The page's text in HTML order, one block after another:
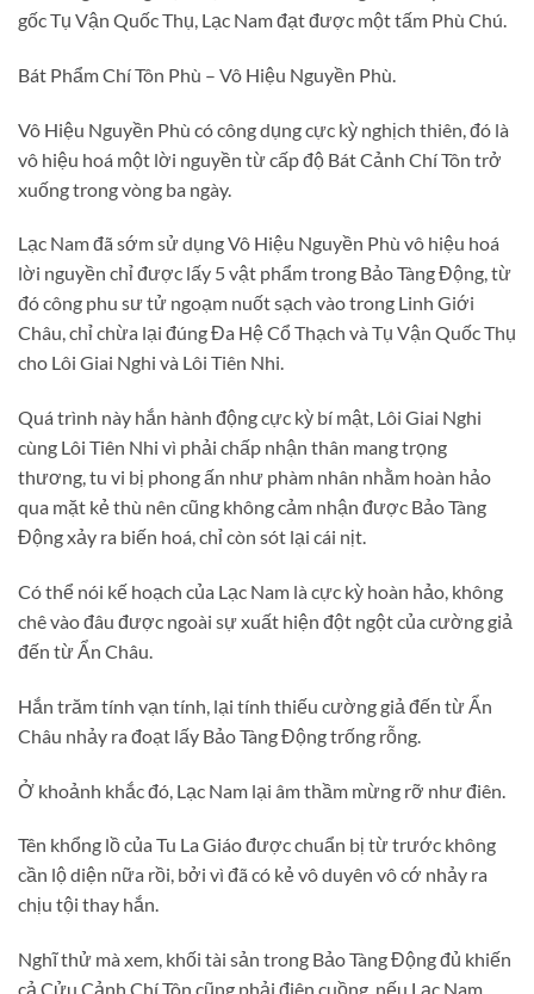
gốc Tụ Vận Quốc Thụ, Lạc Nam đạt được một tấm Phù Chú.
Bát Phẩm Chí Tôn Phù – Vô Hiệu Nguyền Phù.
Vô Hiệu Nguyền Phù có công dụng cực kỳ nghịch thiên, đó là
vô hiệu hoá một lời nguyền từ cấp độ Bát Cảnh Chí Tôn trở
xuống trong vòng ba ngày.
Lạc Nam đã sớm sử dụng Vô Hiệu Nguyền Phù vô hiệu hoá
lời nguyền chỉ được lấy 5 vật phẩm trong Bảo Tàng Động, từ
đó công phu sư tử ngoạm nuốt sạch vào trong Linh Giới
Châu, chỉ chừa lại đúng Đa Hệ Cổ Thạch và Tụ Vận Quốc Thụ
cho Lôi Giai Nghi và Lôi Tiên Nhi.
Quá trình này hắn hành động cực kỳ bí mật, Lôi Giai Nghi
cùng Lôi Tiên Nhi vì phải chấp nhận thân mang trọng
thương, tu vi bị phong ấn như phàm nhân nhằm hoàn hảo
qua mặt kẻ thù nên cũng không cảm nhận được Bảo Tàng
Động xảy ra biến hoá, chỉ còn sót lại cái nịt.
Có thể nói kế hoạch của Lạc Nam là cực kỳ hoàn hảo, không
chê vào đâu được ngoài sự xuất hiện đột ngột của cường giả
đến từ Ẩn Châu.
Hắn trăm tính vạn tính, lại tính thiếu cường giả đến từ Ẩn
Châu nhảy ra đoạt lấy Bảo Tàng Động trống rỗng.
Ở khoảnh khắc đó, Lạc Nam lại âm thầm mừng rỡ như điên.
Tên khổng lồ của Tu La Giáo được chuẩn bị từ trước không
cần lộ diện nữa rồi, bởi vì đã có kẻ vô duyên vô cớ nhảy ra
chịu tội thay hắn.
Nghĩ thử mà xem, khối tài sản trong Bảo Tàng Động đủ khiến
cả Cửu Cảnh Chí Tôn cũng phải điên cuồng, nếu Lạc Nam